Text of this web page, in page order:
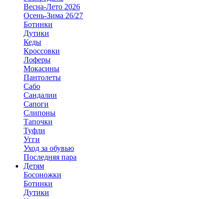
Весна-Лето 2026
Осень-Зима 26/27
Ботинки
Дутики
Кеды
Кроссовки
Лоферы
Мокасины
Пантолеты
Сабо
Сандалии
Сапоги
Слипоны
Тапочки
Туфли
Угги
Уход за обувью
Последняя пара
Детям
Босоножки
Ботинки
Дутики